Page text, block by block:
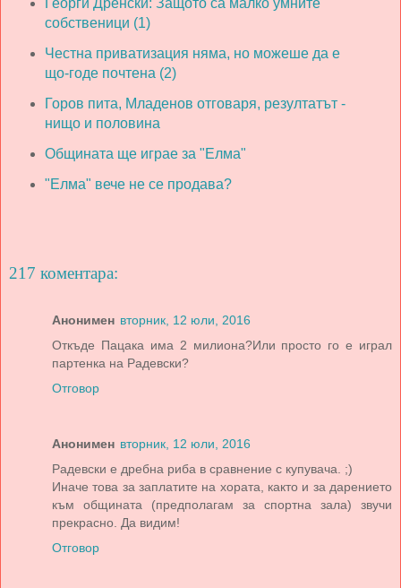
Георги Дренски: Защото са малко умните
собственици (1)
Честна приватизация няма, но можеше да е
що-годе почтена (2)
Горов пита, Младенов отговаря, резултатът -
нищо и половина
Общината ще играе за "Елма"
"Елма" вече не се продава?
217 коментара:
Анонимен вторник, 12 юли, 2016
Откъде Пацака има 2 милиона?Или просто го е играл
партенка на Радевски?
Отговор
Анонимен вторник, 12 юли, 2016
Радевски е дребна риба в сравнение с купувача. ;)
Иначе това за заплатите на хората, както и за дарението
към общината (предполагам за спортна зала) звучи
прекрасно. Да видим!
Отговор